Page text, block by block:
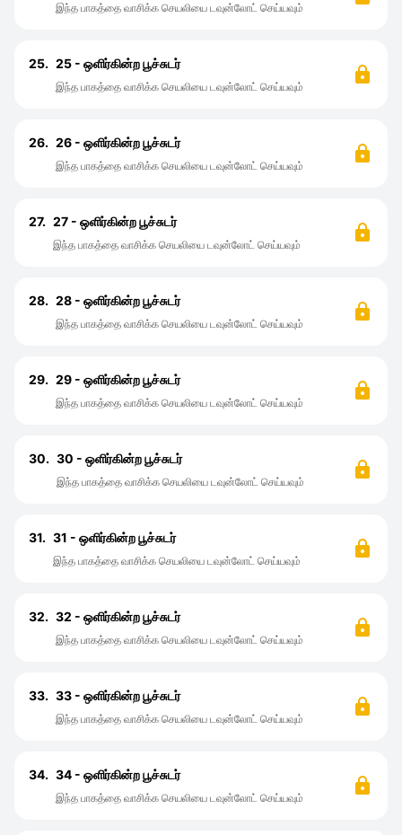
இந்த பாகத்தை வாசிக்க செயலியை டவுன்லோட் செய்யவும்
25. 25 - ஒளிர்கின்ற பூச்சுடர்
இந்த பாகத்தை வாசிக்க செயலியை டவுன்லோட் செய்யவும்
26. 26 - ஒளிர்கின்ற பூச்சுடர்
இந்த பாகத்தை வாசிக்க செயலியை டவுன்லோட் செய்யவும்
27. 27 - ஒளிர்கின்ற பூச்சுடர்
இந்த பாகத்தை வாசிக்க செயலியை டவுன்லோட் செய்யவும்
28. 28 - ஒளிர்கின்ற பூச்சுடர்
இந்த பாகத்தை வாசிக்க செயலியை டவுன்லோட் செய்யவும்
29. 29 - ஒளிர்கின்ற பூச்சுடர்
இந்த பாகத்தை வாசிக்க செயலியை டவுன்லோட் செய்யவும்
30. 30 - ஒளிர்கின்ற பூச்சுடர்
இந்த பாகத்தை வாசிக்க செயலியை டவுன்லோட் செய்யவும்
31. 31 - ஒளிர்கின்ற பூச்சுடர்
இந்த பாகத்தை வாசிக்க செயலியை டவுன்லோட் செய்யவும்
32. 32 - ஒளிர்கின்ற பூச்சுடர்
இந்த பாகத்தை வாசிக்க செயலியை டவுன்லோட் செய்யவும்
33. 33 - ஒளிர்கின்ற பூச்சுடர்
இந்த பாகத்தை வாசிக்க செயலியை டவுன்லோட் செய்யவும்
34. 34 - ஒளிர்கின்ற பூச்சுடர்
இந்த பாகத்தை வாசிக்க செயலியை டவுன்லோட் செய்யவும்